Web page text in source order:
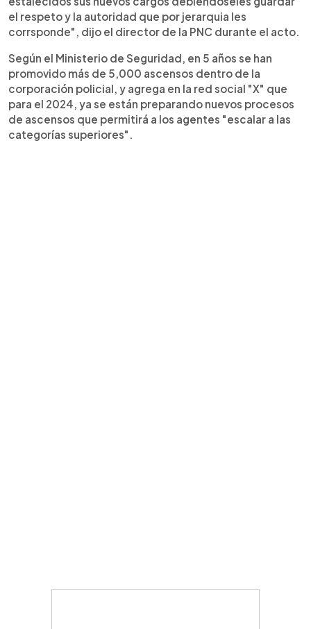
el respeto y la autoridad que por jerarquia les
corrsponde", dijo el director de la PNC durante el acto.
Según el Ministerio de Seguridad, en 5 años se han
promovido más de 5,000 ascensos dentro de la
corporación policial, y agrega en la red social "X" que
para el 2024, ya se están preparando nuevos procesos
de ascensos que permitirá a los agentes "escalar a las
categorías superiores".